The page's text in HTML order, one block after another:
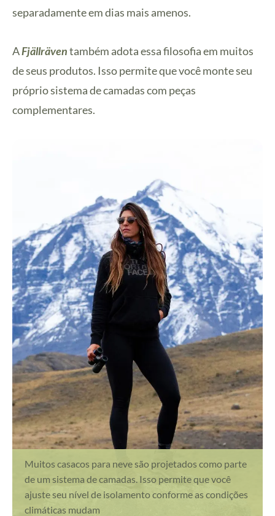
separadamente em dias mais amenos.
AFjällräventambém adota essa filosofia em muitos
de seus produtos. Isso permite que você monte seu
próprio sistema de camadas com peças
complementares.
Muitos casacos para neve são projetados como parte
de um sistema de camadas. Isso permite que você
ajuste seu nível de isolamento conforme as condições
climáticas mudam